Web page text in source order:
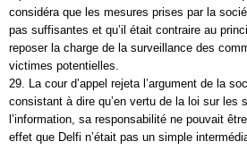
considéra que les mesures prises par la
pas suffisantes et qu’il était contraire au
reposer la charge de la surveillance des
victimes potentielles.
29. La cour d’appel rejeta l’argument de la
consistant à dire qu’en vertu de la loi sur les
l’information, sa responsabilité ne pouvait
effet que Delfi n’était pas un simple